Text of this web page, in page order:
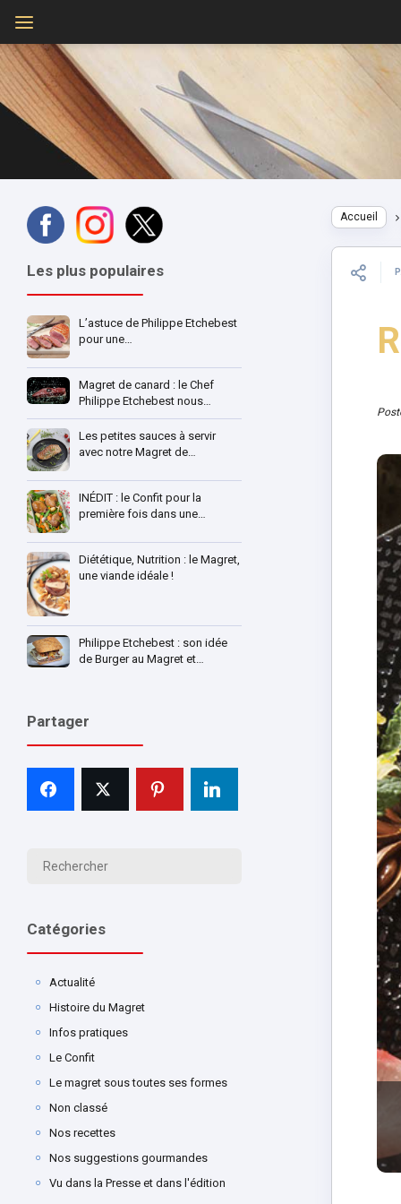
Les plus populaires
L’astuce de Philippe Etchebest
pour une…
Magret de canard : le Chef
Philippe Etchebest nous…
Les petites sauces à servir
avec notre Magret de…
INÉDIT : le Confit pour la
première fois dans une…
Diététique, Nutrition : le Magret,
une viande idéale !
Philippe Etchebest : son idée
de Burger au Magret et…
Partager
Catégories
Actualité
Histoire du Magret
Infos pratiques
Le Confit
Le magret sous toutes ses formes
Non classé
Nos recettes
Nos suggestions gourmandes
Vu dans la Presse et dans l'édition
Accueil